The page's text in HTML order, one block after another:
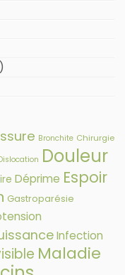
Bronchite Chirurgie
Douleur
Déprime Espoir
Gastroparésie
Infection
Maladie